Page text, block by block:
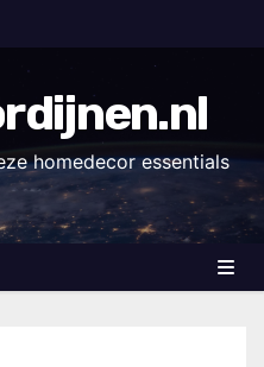
homedecor essentials